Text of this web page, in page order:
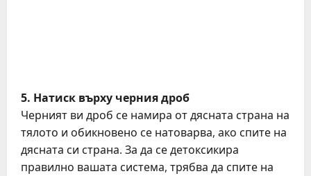
5. Натиск върху черния дроб
Черният ви дроб се намира от дясната страна на
тялото и обикновено се натоварва, ако спите на
дясната си страна. За да се детоксикира
правилно вашата система, трябва да спите на